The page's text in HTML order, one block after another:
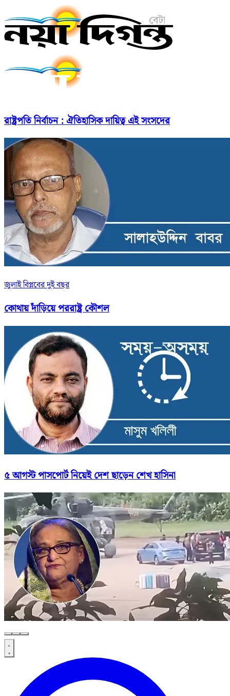
রাষ্ট্রপতি নির্বাচন : ঐতিহাসিক দায়িত্ব এই সংসদের
জুলাই বিপ্লবের দুই বছর
কোথায় দাঁড়িয়ে পররাষ্ট্র কৌশল
৫ আগস্ট পাসপোর্ট নিয়েই দেশ ছাড়েন শেখ হাসিনা